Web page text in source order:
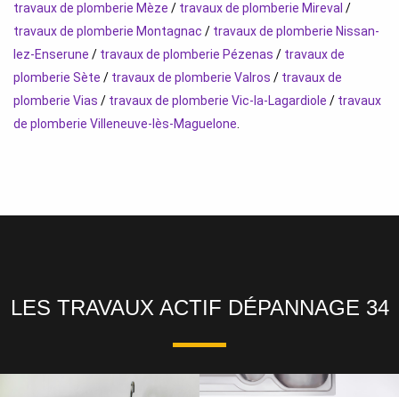
travaux de plomberie Mèze / travaux de plomberie Mireval /
travaux de plomberie Montagnac / travaux de plomberie Nissan-
lez-Enserune / travaux de plomberie Pézenas / travaux de
plomberie Sète / travaux de plomberie Valros / travaux de
plomberie Vias / travaux de plomberie Vic-la-Lagardiole / travaux
de plomberie Villeneuve-lès-Maguelone
LES TRAVAUX ACTIF DÉPANNAGE 34